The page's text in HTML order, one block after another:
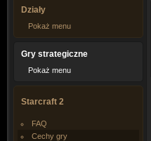
Działy
Pokaż menu
Gry strategiczne
Pokaż menu
Starcraft 2
FAQ
Cechy gry